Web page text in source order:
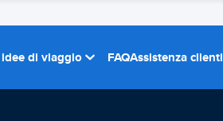
di viaggio FAQAssistenza clienti